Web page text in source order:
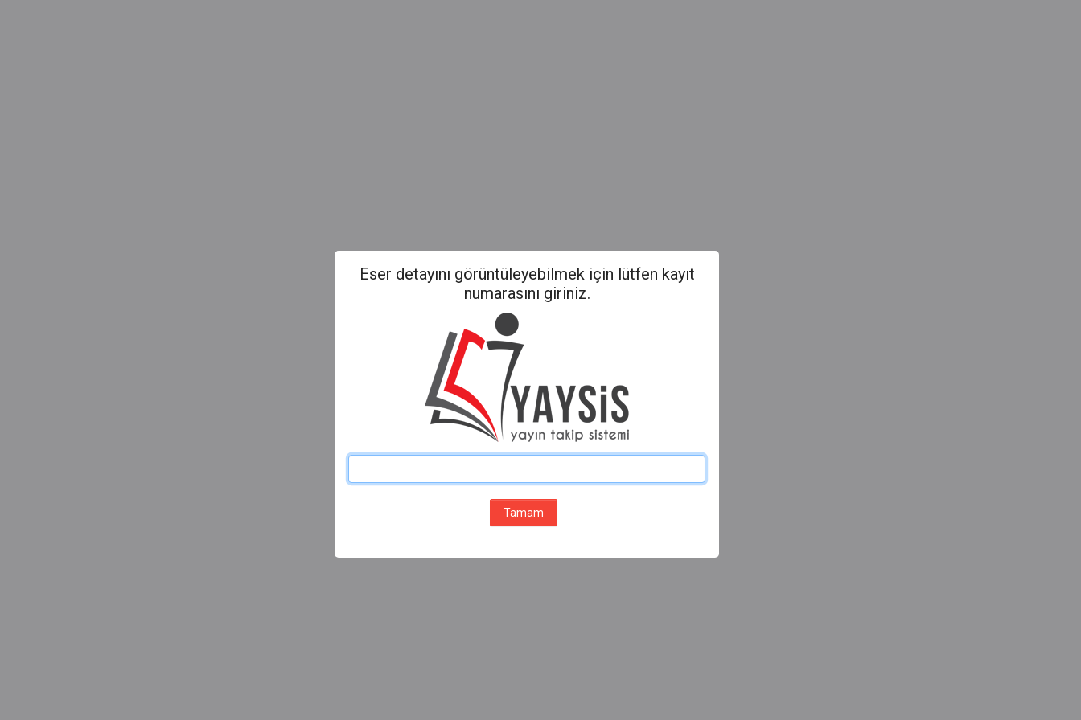
Eser detayını görüntüleyebilmek için lütfen kayıt
numarasını giriniz.
Tamam